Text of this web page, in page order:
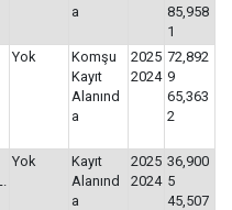
a
85,958
1
Yok
Komşu
Kayıt
Alanınd
a
2025
2024
72,892
9
65,363
2
Yok
Kayıt
Alanınd
a
2025
2024
36,900
5
45,507